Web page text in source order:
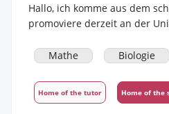
Hallo, ich komme aus dem
promoviere derzeit an der
Biologie, habe ich sowohl
Schnittpunkte, die ich in
lassen kann. Außerdem habe ich mich in den letzten
Mathe Biologie
Home of the tutor Home of the